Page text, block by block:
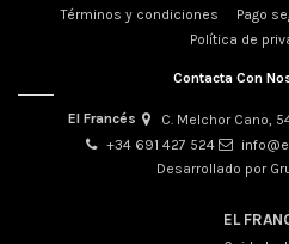
Términos y condiciones
Pago
Política de
Contacta Con
El Francés
C. Melchor Cano,
+34 691 427 524
Desarrollado por
EL